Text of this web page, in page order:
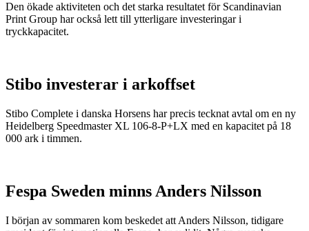
Den ökade aktiviteten och det starka resultatet för Scandinavian
Print Group har också lett till ytterligare investeringar i
tryckkapacitet.
Stibo investerar i arkoffset
Stibo Complete i danska Horsens har precis tecknat avtal om en ny
Heidelberg Speedmaster XL 106-8-P+LX med en kapacitet på 18
000 ark i timmen.
Fespa Sweden minns Anders Nilsson
I början av sommaren kom beskedet att Anders Nilsson, tidigare